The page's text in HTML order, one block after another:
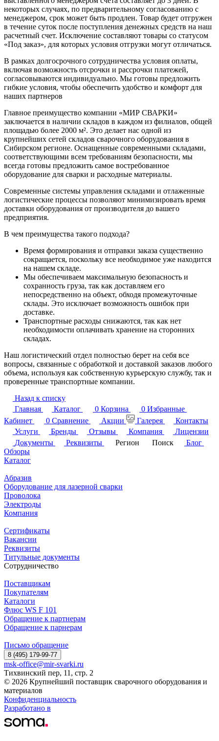
некоторых случаях, по предварительному согласованию с
менеджером, срок может быть продлен. Товар будет отгружен
в течение суток после поступления денежных средств на наш
расчетный счет. Исключение составляют товары со статусом
«Под заказ», для которых условия отгрузки могут отличаться.
В рамках долгосрочного сотрудничества условия оплаты,
включая возможность отсрочки и рассрочки платежей,
согласовываются индивидуально. Мы готовы предложить
гибкие условия, чтобы обеспечить удобство и комфорт для
наших партнеров
Главное преимущество компании «МИР СВАРКИ»
заключается в наличии складов в каждом из филиалов, общей
площадью более 2000 м². Это делает нас одной из
крупнейших сетей складов сварочного оборудования в
Сибирском регионе. Оснащенные современными складами,
соответствующими всем требованиям безопасности, мы
всегда готовы предложить самое востребованное
оборудование для сварки и расходные материалы.
Современные системы управления складами и отлаженные
логистические процессы позволяют минимизировать время
доставки оборудования от производителя до вашего
предприятия.
В чем преимущества такого подхода?
Время формирования и отправки заказа существенно
сокращается, поскольку все необходимое уже находится
на нашем складе.
Мы обеспечиваем максимальную безопасность и
сохранность груза, так как доставляем его
непосредственно на объект, обходя промежуточные
склады. Это исключает возможность ошибок при
доставке.
Транспортные расходы снижаются, так как нет
необходимости оплачивать хранение на сторонних
складах.
Наш логистический отдел полностью берет на себя все
вопросы, связанные с обработкой и доставкой заказов любого
объема, используя как собственную курьерскую службу, так и
проверенные транспортные компании.
Назад к списку
Главная
Каталог 0 Корзина 0 Избранные
Кабинет
0 Сравнение Акции Галерея
Контакты
Услуги
Бренды Отзывы Компания
Лицензии
Документы
Реквизиты Регион Поиск
Блог
Обзоры
Каталог
Абразив
Оборудование для лазерной сварки
Проволока
Электроды
Компания
Сертификаты
Вакансии
Реквизиты
Титульные документы
Сотрудничество
Поставщикам
Покупателям
Каталоги
Флюс WS F 101
Обращение к партнерам
Обращение к парнерам
Письмо обращение
8 (495) 179-99-77
msk-office@mir-svarki.ru
Тихвинский пер, 11, стр. 2
© 2026 Крупнейший поставщик сварочного оборудования и
материалов
Конфиденциальность
Разработано в